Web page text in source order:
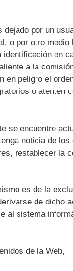
por un
o por otro medio
identificación en
a la
en peligro el
o atenten
se encuentre
noticia de los
restablecer la
es de la
de dicho
al sistema
de la Web,